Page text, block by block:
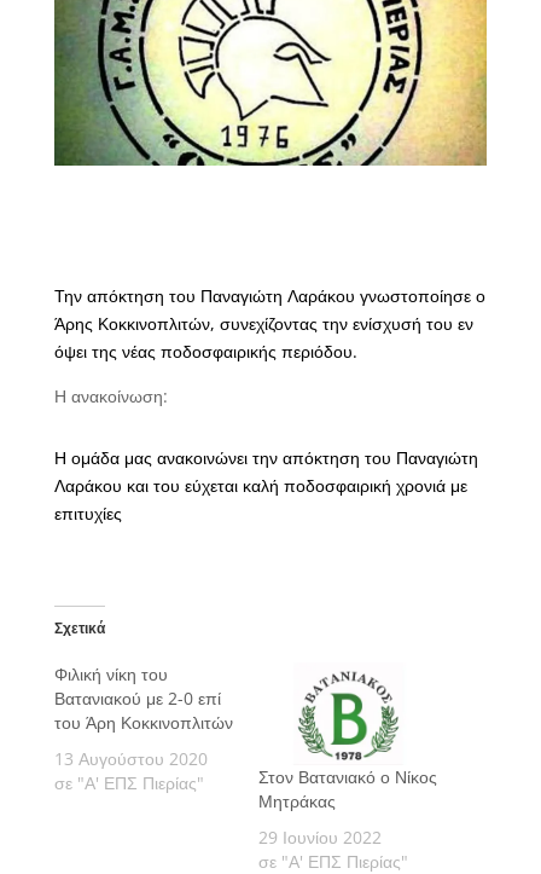
Την απόκτηση του Παναγιώτη Λαράκου γνωστοποίησε ο
Άρης Κοκκινοπλιτών, συνεχίζοντας την ενίσχυσή του εν
όψει της νέας ποδοσφαιρικής περιόδου.
Η ανακοίνωση:
Η ομάδα μας ανακοινώνει την απόκτηση του Παναγιώτη
Λαράκου και του εύχεται καλή ποδοσφαιρική χρονιά με
επιτυχίες
Σχετικά
Φιλική νίκη του
Βατανιακού με 2-0 επί
του Άρη Κοκκινοπλιτών
13 Αυγούστου 2020
σε "Α' ΕΠΣ Πιερίας"
Στον Βατανιακό ο Νίκος
Μητράκας
29 Ιουνίου 2022
σε "Α' ΕΠΣ Πιερίας"